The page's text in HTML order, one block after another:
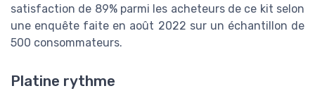
satisfaction de 89% parmi les acheteurs de ce kit selon
une enquête faite en août 2022 sur un échantillon de
500 consommateurs.
Platine rythme